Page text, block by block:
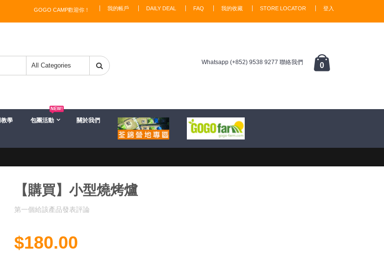
我的帳戶 DAILY DEAL FAQ 我的收藏 STORE LOCATOR 登入
GOGO CAMP歡迎你！
Whatsapp (+852) 9538 9277 聯絡我們 0
學 包團活動
NEW!
關於我們
【購買】小型燒烤爐
第一個給該產品發表評論
$180.00